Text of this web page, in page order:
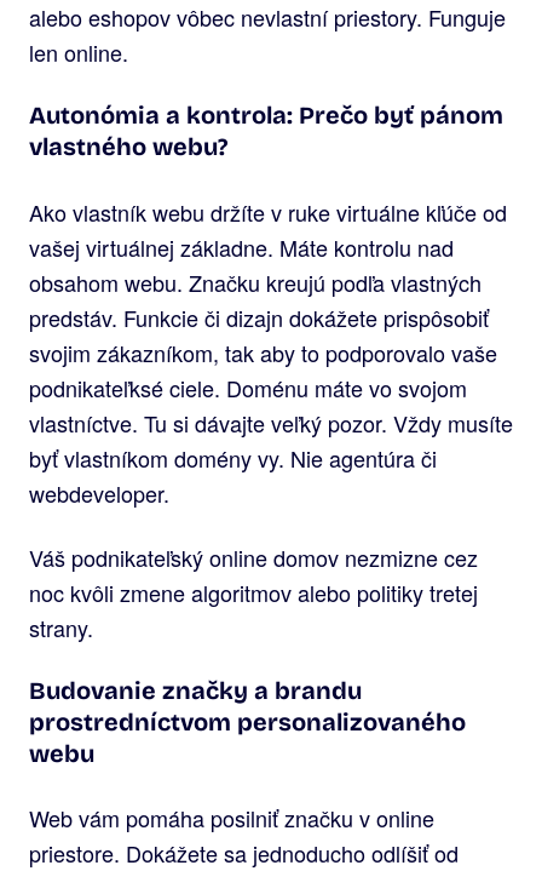
alebo eshopov vôbec nevlastní priestory. Funguje
len online.
Autonómia a kontrola: Prečo byť pánom
vlastného webu?
Ako vlastník webu držíte v ruke virtuálne kľúče od
vašej virtuálnej základne. Máte kontrolu nad
obsahom webu. Značku kreujú podľa vlastných
predstáv. Funkcie či dizajn dokážete prispôsobiť
svojim zákazníkom, tak aby to podporovalo vaše
podnikateľksé ciele. Doménu máte vo svojom
vlastníctve. Tu si dávajte veľký pozor. Vždy musíte
byť vlastníkom domény vy. Nie agentúra či
webdeveloper.
Váš podnikateľský online domov nezmizne cez
noc kvôli zmene algoritmov alebo politiky tretej
strany.
Budovanie značky a brandu
prostredníctvom personalizovaného
webu
Web vám pomáha posilniť značku v online
priestore. Dokážete sa jednoducho odlíšiť od